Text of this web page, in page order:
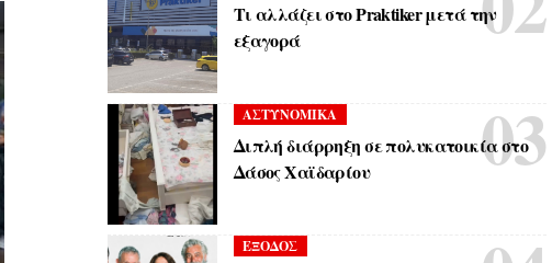
Τι αλλάζει στο Praktiker μετά την
εξαγορά
ΑΣΤΥΝΟΜΙΚΑ
Διπλή διάρρηξη σε πολυκατοικία στο
Δάσος Χαϊδαρίου
ΕΞΟΔΟΣ